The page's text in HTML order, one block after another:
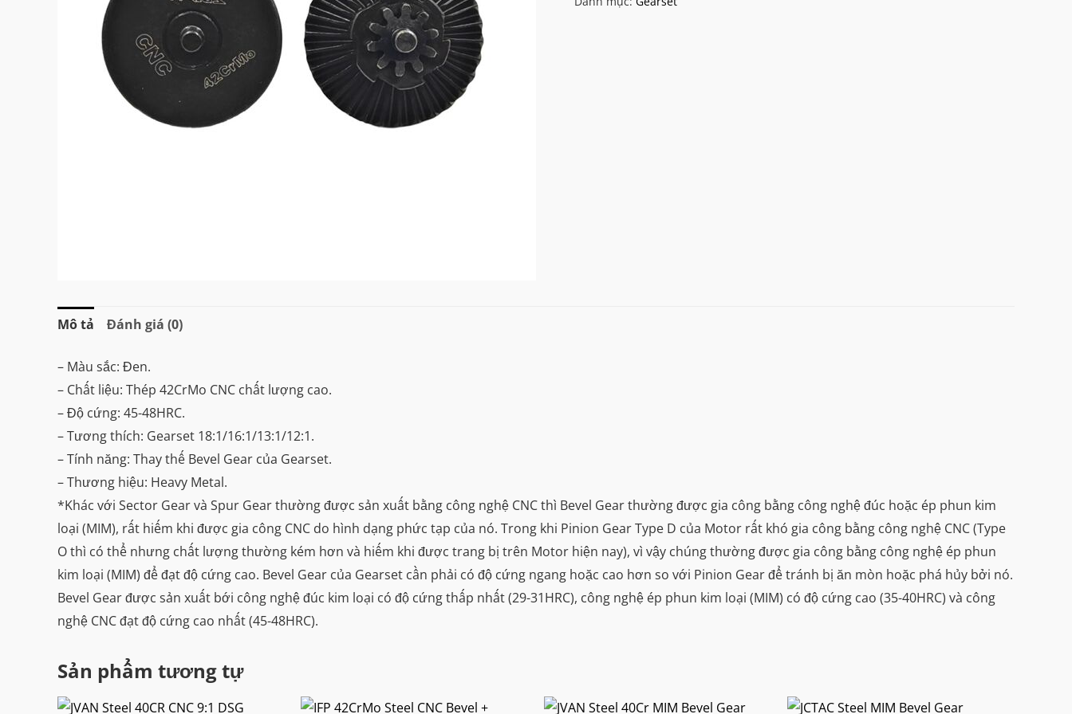
Mô tả Đánh giá (0)
– Màu sắc: Đen.
– Chất liệu: Thép 42CrMo CNC chất lượng cao.
– Độ cứng: 45-48HRC.
– Tương thích: Gearset 18:1/16:1/13:1/12:1.
– Tính năng: Thay thế Bevel Gear của Gearset.
– Thương hiệu: Heavy Metal.
*Khác với Sector Gear và Spur Gear thường được sản xuất bằng công nghệ CNC thì Bevel Gear thường được gia công bằng công nghệ đúc hoặc ép phun kim
loại (MIM), rất hiếm khi được gia công CNC do hình dạng phức tạp của nó. Trong khi Pinion Gear Type D của Motor rất khó gia công bằng công nghệ CNC (Type
O thì có thể nhưng chất lượng thường kém hơn và hiếm khi được trang bị trên Motor hiện nay), vì vậy chúng thường được gia công bằng công nghệ ép phun
kim loại (MIM) để đạt độ cứng cao. Bevel Gear của Gearset cần phải có độ cứng ngang hoặc cao hơn so với Pinion Gear để tránh bị ăn mòn hoặc phá hủy bởi nó.
Bevel Gear được sản xuất bới công nghệ đúc kim loại có độ cứng thấp nhất (29-31HRC), công nghệ ép phun kim loại (MIM) có độ cứng cao (35-40HRC) và công
nghệ CNC đạt độ cứng cao nhất (45-48HRC).
Sản phẩm tương tự